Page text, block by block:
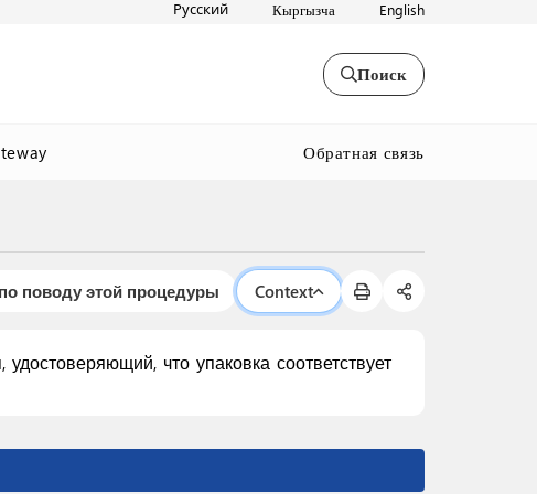
Русский Кыргызча English
Поиск
Обратная связь
поводу этой процедуры Context
что упаковка соответствует